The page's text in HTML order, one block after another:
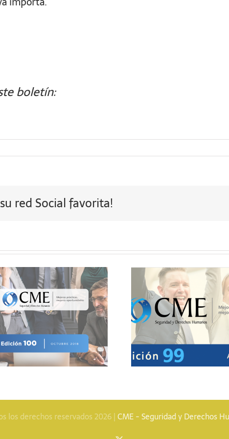
boletín:
red Social favorita!
Boletín Agosto
2018
Boletín
2018
los derechos reservados 2026 |CME - Seguridad y Derechos